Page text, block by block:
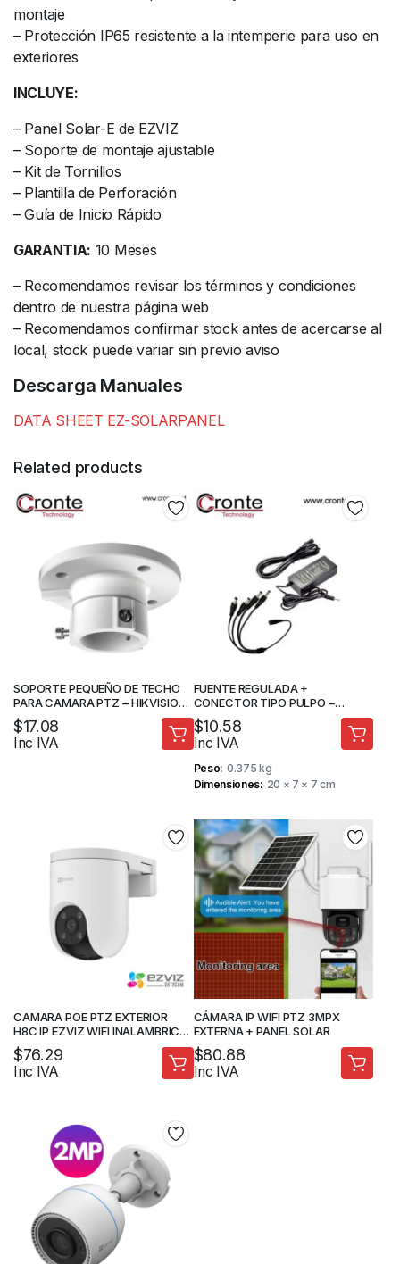
montaje
– Protección IP65 resistente a la intemperie para uso en
exteriores
INCLUYE:
– Panel Solar-E de EZVIZ
– Soporte de montaje ajustable
– Kit de Tornillos
– Plantilla de Perforación
– Guía de Inicio Rápido
GARANTIA: 10 Meses
– Recomendamos revisar los términos y condiciones
dentro de nuestra página web
– Recomendamos confirmar stock antes de acercarse al
local, stock puede variar sin previo aviso
Descarga Manuales
DATA SHEET EZ-SOLARPANEL
Related products
SOPORTE PEQUEÑO DE TECHO
PARA CAMARA PTZ – HIKVISION
– DS-1663ZJ
$17.08
Inc IVA
FUENTE REGULADA +
CONECTOR TIPO PULPO –
SISTEMAS DE SEGURIDAD
$10.58
Inc IVA
Peso 0.375 kg
Dimensiones
20 × 7 × 7 cm
CAMARA POE PTZ EXTERIOR
H8C IP EZVIZ WIFI INALAMBRICA
AUDIO DOBLE VIA – CAMARAS DE
SEGURIDAD
$76.29
Inc IVA
CÁMARA IP WIFI PTZ 3MPX
EXTERNA + PANEL SOLAR
$80.88
Inc IVA